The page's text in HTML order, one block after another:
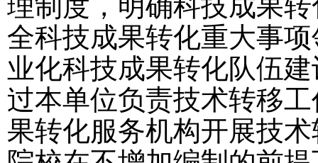
全科技成果转化重大事
业化科技成果转化队伍
过本单位负责技术转移
果转化服务机构开展技